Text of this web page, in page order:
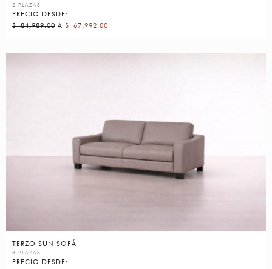
2 PLAZAS
PRECIO DESDE:
$84,989.00 A $ 67,992.00
TERZO SUN SOFÁ
3 PLAZAS
PRECIO DESDE: